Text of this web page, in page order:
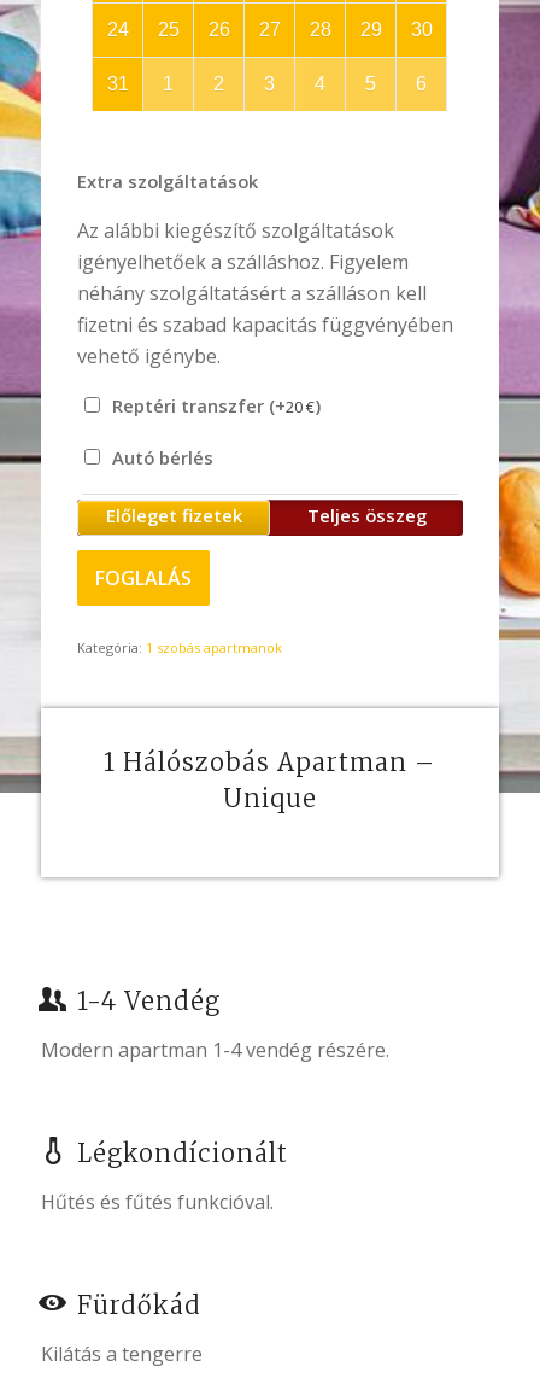
24 25 26 27 28 29 30
31 1 2 3 4 5 6
Extra szolgáltatások
Az alábbi kiegészítő szolgáltatások
igényelhetőek a szálláshoz. Figyelem
néhány szolgáltatásért a szálláson kell
fizetni és szabad kapacitás függvényében
vehető igénybe.
Reptéri transzfer (+20€)
Autó bérlés
Előleget fizetek Teljes összeg
FOGLALÁS
Kategória: 1 szobás apartmanok
1 Hálószobás Apartman –
Unique
1-4 Vendég
Modern apartman 1-4 vendég részére.
Légkondícionált
Hűtés és fűtés funkcióval.
Fürdőkád
Kilátás a tengerre